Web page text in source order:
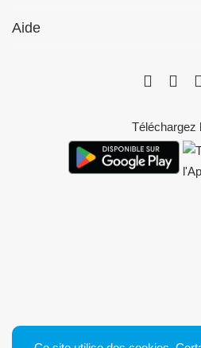
Aide
Téléchargez